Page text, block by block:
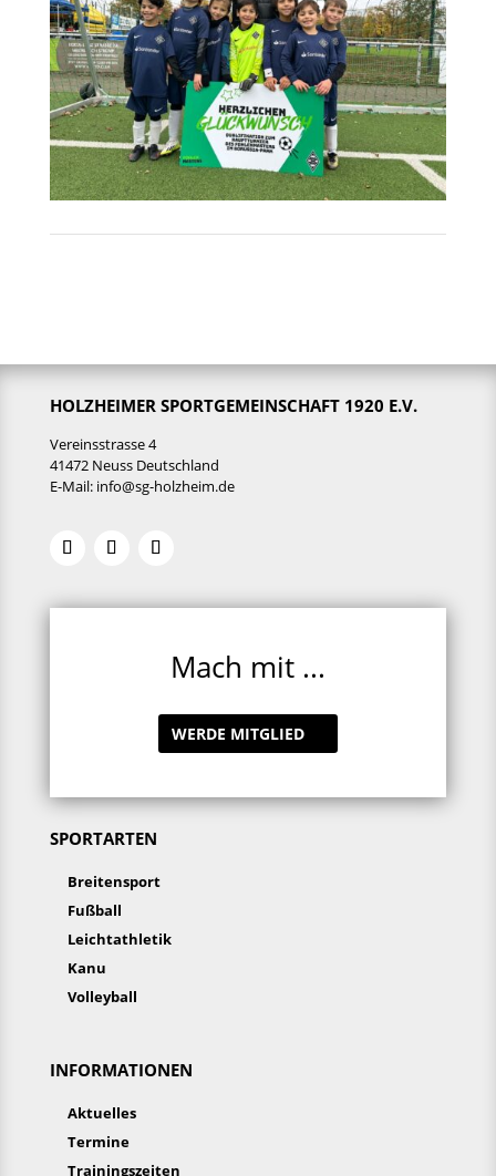
HOLZHEIMER SPORTGEMEINSCHAFT 1920 E.V.
Vereinsstrasse 4
41472 Neuss Deutschland
E-Mail: info@sg-holzheim.de
Mach mit ...
WERDE MITGLIED
SPORTARTEN
Breitensport
Fußball
Leichtathletik
Kanu
Volleyball
INFORMATIONEN
Aktuelles
Termine
Trainingszeiten